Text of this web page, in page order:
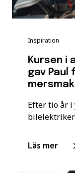
Inspiration
Kursen i
gav Paul
Efter tio år i
bilelektriker
Läs mer